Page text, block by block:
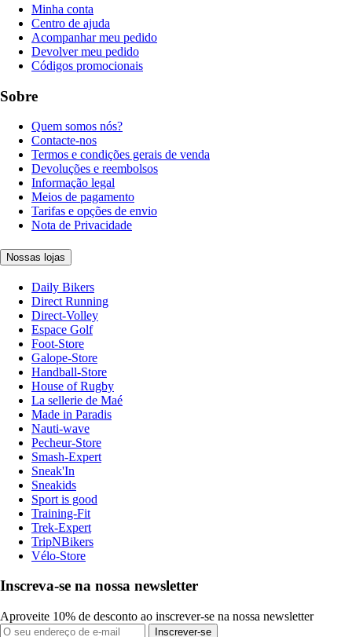
Minha conta
Centro de ajuda
Acompanhar meu pedido
Devolver meu pedido
Códigos promocionais
Sobre
Quem somos nós?
Contacte-nos
Termos e condições gerais de venda
Devoluções e reembolsos
Informação legal
Meios de pagamento
Tarifas e opções de envio
Nota de Privacidade
Nossas lojas
Daily Bikers
Direct Running
Direct-Volley
Espace Golf
Foot-Store
Galope-Store
Handball-Store
House of Rugby
La sellerie de Maé
Made in Paradis
Nauti-wave
Pecheur-Store
Smash-Expert
Sneak'In
Sneakids
Sport is good
Training-Fit
Trek-Expert
TripNBikers
Vélo-Store
Inscreva-se na nossa newsletter
Aproveite 10% de desconto ao inscrever-se na nossa newsletter
Inscrever-se